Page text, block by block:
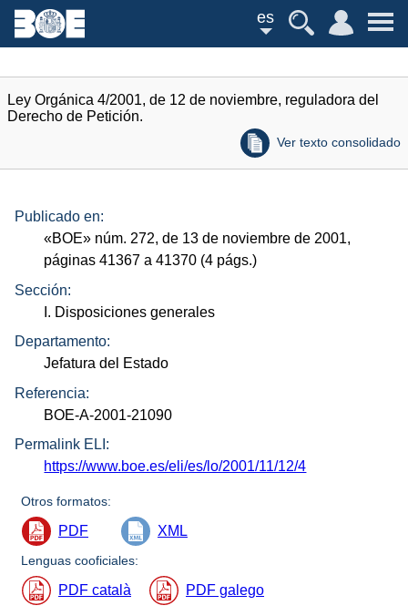
es
Ley Orgánica 4/2001, de 12 de noviembre, reguladora del
Derecho de Petición.
Ver texto consolidado
Publicado en:
«BOE» núm. 272, de 13 de noviembre de 2001,
páginas 41367 a 41370 (4 págs.)
Sección:
I. Disposiciones generales
Departamento:
Jefatura del Estado
Referencia:
BOE-A-2001-21090
Permalink ELI:
https://www.boe.es/eli/es/lo/2001/11/12/4
Otros formatos:
PDF XML
Lenguas cooficiales:
PDF català PDF galego